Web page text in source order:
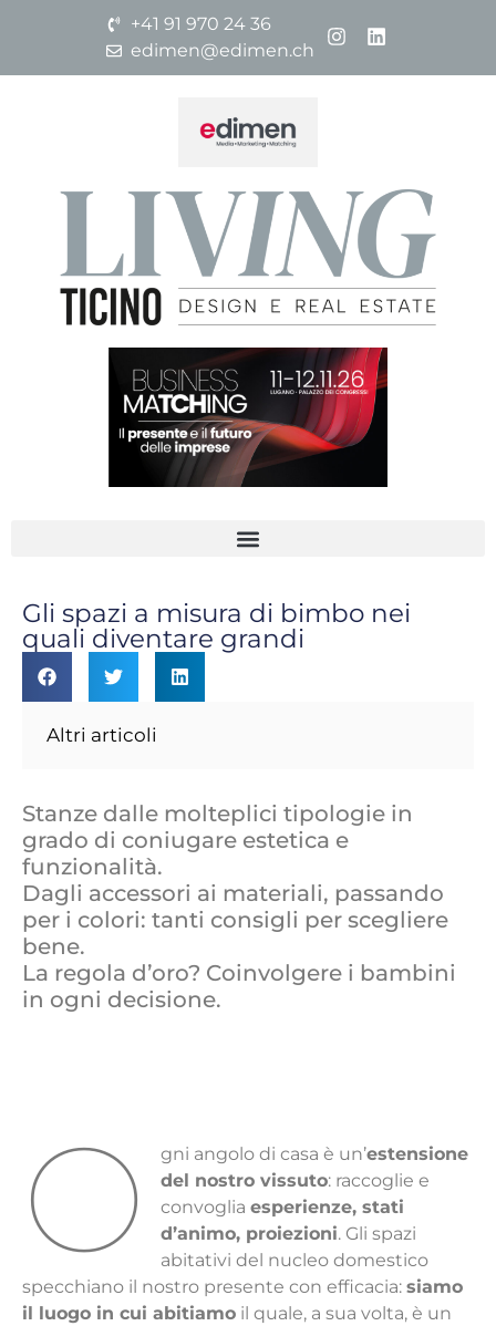
+41 91 970 24 36
edimen@edimen.ch
Gli spazi a misura di bimbo nei
quali diventare grandi
Altri articoli
Stanze dalle molteplici tipologie in
grado di coniugare estetica e
funzionalità.
Dagli accessori ai materiali, passando
per i colori: tanti consigli per scegliere
bene.
La regola d’oro? Coinvolgere i bambini
in ogni decisione.
O gni angolo di casa è un’estensione
del nostro vissuto: raccoglie e
convogliaesperienze, stati
d’animo, proiezioni. Gli spazi
abitativi del nucleo domestico
specchiano il nostro presente con efficacia: siamo
il luogo in cui abitiamo il quale, a sua volta, è un